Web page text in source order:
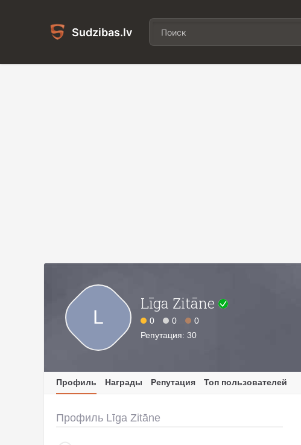
Sudzibas.lv
L
Līga Zitāne
0 0
0
Репутация: 30
Профиль Награды Репутация Топ пользователей
Профиль Līga Zitāne